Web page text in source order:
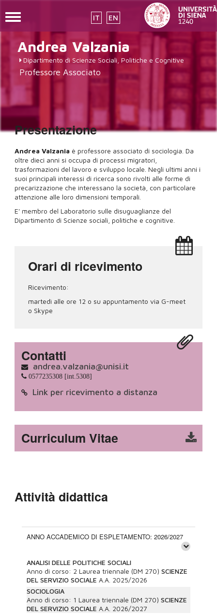
contenuto
principale
IT EN
Toggle
Andrea Valzania
Dipartimento di Scienze Sociali, Politiche e Cognitive
Professore Associato
Presentazione
Andrea Valzania è professore associato di sociologia. Da
oltre dieci anni si occupa di processi migratori,
trasformazioni del lavoro e sviluppo locale. Negli ultimi anni i
suoi principali interessi di ricerca sono rivolti alle forme di
precarizzazione che interessano la società, con particolare
attenzione alle loro dimensioni temporali.
E' membro del Laboratorio sulle disuguaglianze del
Dipartimento di Scienze sociali, politiche e cognitive.
Orari di ricevimento
Ricevimento:
martedì alle ore 12 o su appuntamento via G-meet
o Skype
Contatti
andrea.valzania@unisi.it
0577235308 [int.5308]
Link per ricevimento a distanza
Curriculum Vitae
Attività didattica
ANNO ACCADEMICO DI ESPLETAMENTO: 2026/2027
ANALISI DELLE POLITICHE SOCIALI
Anno di corso: 2 Laurea triennale (DM 270) SCIENZE
DEL SERVIZIO SOCIALE A.A. 2025/2026
SOCIOLOGIA
Anno di corso: 1 Laurea triennale (DM 270) SCIENZE
DEL SERVIZIO SOCIALE A.A. 2026/2027